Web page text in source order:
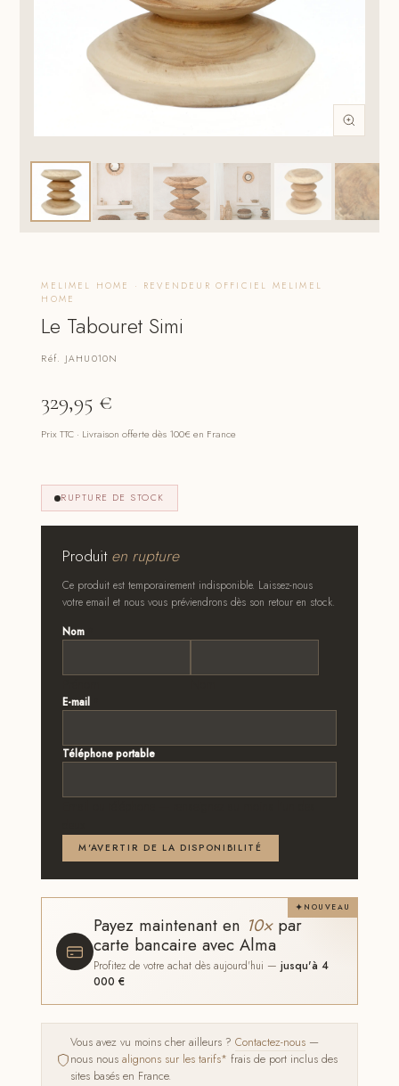
MELIMEL HOME · REVENDEUR OFFICIEL MELIMEL
HOME
Le Tabouret Simi
Réf. JAHU010N
329,95 €
Prix TTC · Livraison offerte dès 100€ en France
RUPTURE DE STOCK
Produiten rupture
Ce produit est temporairement indisponible. Laissez-nous
votre email et nous vous préviendrons dès son retour en stock.
Nom
E-mail
Téléphone portable
M'AVERTIR DE LA DISPONIBILITÉ
NOUVEAU
Payez maintenant en 10×par
carte bancaire avec Alma
Profitez de votre achat dès aujourd'hui —jusqu'à 4
000 €
Vous avez vu moins cher ailleurs ?Contactez-nous —
nous nousalignons sur les tarifs* frais de port inclus des
sites basés en France.